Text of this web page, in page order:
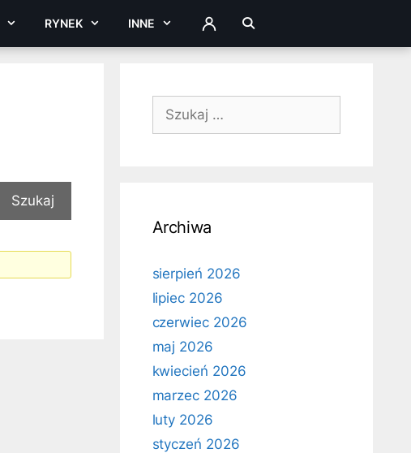
RYNEK INNE ZALOGUJ
Szukaj:
Archiwa
sierpień 2026
lipiec 2026
czerwiec 2026
maj 2026
kwiecień 2026
marzec 2026
luty 2026
styczeń 2026